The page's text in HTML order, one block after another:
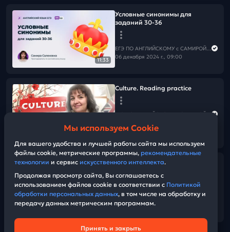
11:33
Условные синонимы для
заданий 30-36
ЕГЭ ПО АНГЛИЙСКОМУ с САМИРОЙ COOLешовой
06 декабря 2024 г., 09:00
Culture. Reading practice
07:41
Условные синонимы для ЕГЭ по
04 декабря 2024 г., 12:00
Мы используем Cookie
Для вашего удобства и лучшей работы сайта мы используем
файлы cookie, метрические программы, рекомендательные
технологии и сервис искусственного интеллекта.
Продолжая просмотр сайта, Вы соглашаетесь с
использованием файлов cookie в соответствии с Политикой
обработки персональных данных, в том числе на обработку и
передачу данных метрическим программам.
Принять и закрыть